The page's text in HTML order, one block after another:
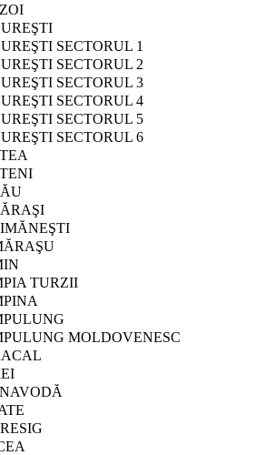
SECTORUL 1
SECTORUL 2
SECTORUL 3
SECTORUL 4
SECTORUL 5
SECTORUL 6
TURZII
MOLDOVENESC